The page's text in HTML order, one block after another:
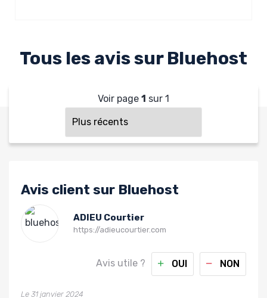
Tous les avis sur Bluehost
Voir page 1 sur 1
Avis client sur Bluehost
ADIEU Courtier
https://adieucourtier.com
Avis utile ? OUI NON
Le 31 janvier 2024